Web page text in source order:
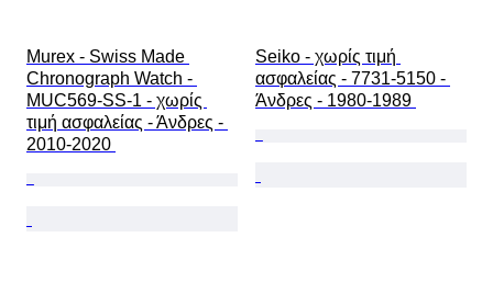
Murex - Swiss Made
Chronograph Watch -
MUC569-SS-1 - χωρίς
τιμή ασφαλείας - Άνδρες -
2010-2020
Seiko - χωρίς τιμή
ασφαλείας - 7731-5150 -
Άνδρες - 1980-1989